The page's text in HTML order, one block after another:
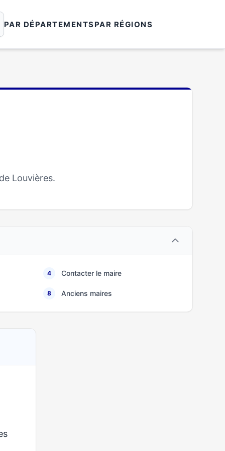
PAR DÉPARTEMENTSPAR RÉGIONS
Louvières.
4 Contacter le maire
8 Anciens maires